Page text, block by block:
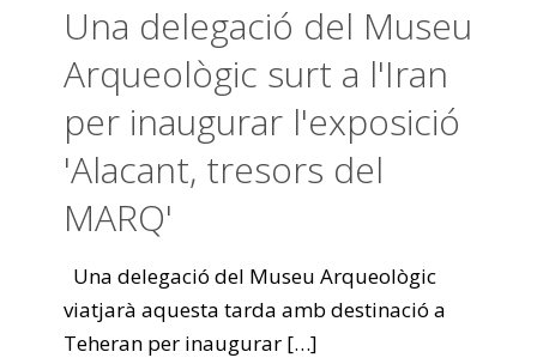
Una delegació del Museu
Arqueològic surt a l'Iran
per inaugurar l'exposició
'Alacant, tresors del
MARQ'
Una delegació del Museu Arqueològic
viatjarà aquesta tarda amb destinació a
Teheran per inaugurar […]